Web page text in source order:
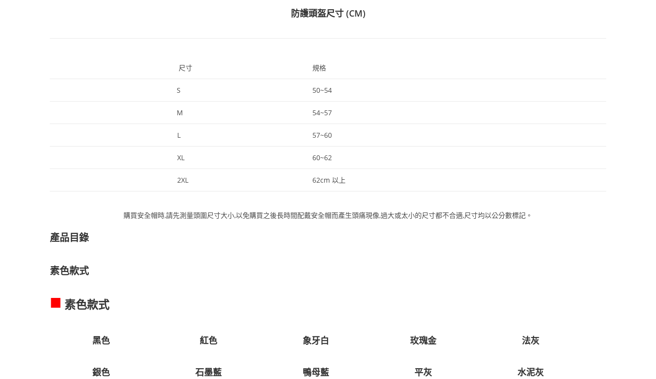
防護頭盔尺寸 (CM)
尺寸 規格
S 50~54
M 54~57
L 57~60
XL 60~62
2XL 62cm 以上
購買安全帽時,請先測量頭圍尺寸大小,以免購買之後長時間配戴安全帽而產生頭痛現像,過大或太小的尺寸都不合適,尺寸均以公分數標記。
產品目錄
素色款式
■ 素色款式
黑色 紅色 象牙白 玫瑰金 法灰
銀色 石墨藍 鴨母藍 平灰 水泥灰